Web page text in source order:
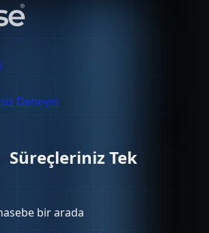
Deneyin
Tek Platformda
bir arada
kullanmadın.